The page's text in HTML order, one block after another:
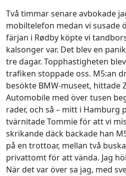
Två timmar senare avbokade
mobiltelefon medan vi susade
färjan i Rødby köpte vi
kalsonger var. Det blev en
tre dagar. Topphastigheten
trafiken stoppade oss. M5:an
besökte BMW-museet, hittade
Automobile med över tusen
rader, och så – mitt i Hamburg
tvärnitade Tommie för att vi
skrikande däck backade han
på en trottoar, mellan två
privattomt för att vända. Jag
När det var över sa jag, med